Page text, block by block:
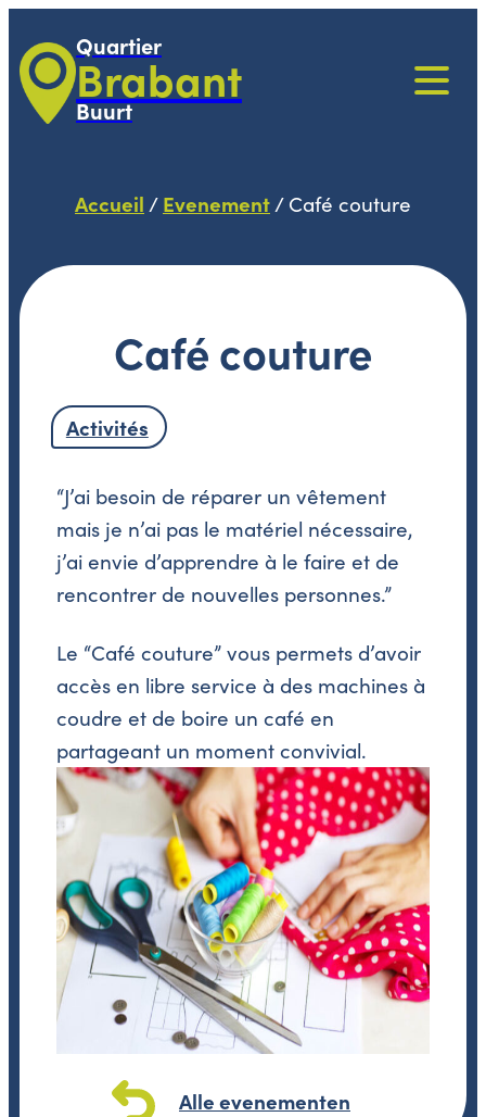
Quartier
Brabant
Buurt
Accueil / Evenement / Café couture
Café couture
Activités
“J’ai besoin de réparer un vêtement
mais je n’ai pas le matériel nécessaire,
j’ai envie d’apprendre à le faire et de
rencontrer de nouvelles personnes.”
Le “Café couture” vous permets d’avoir
accès en libre service à des machines à
coudre et de boire un café en
partageant un moment convivial.
Alle evenementen